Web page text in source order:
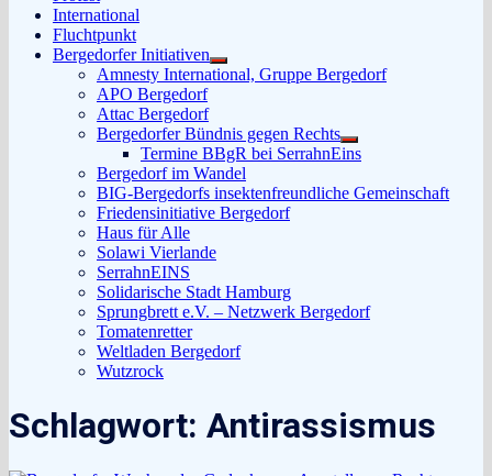
International
Fluchtpunkt
Bergedorfer Initiativen
Untermenü
anzeigen
Amnesty International, Gruppe Bergedorf
APO Bergedorf
Attac Bergedorf
Bergedorfer Bündnis gegen Rechts
Untermenü
anzeigen
Termine BBgR bei SerrahnEins
Bergedorf im Wandel
BIG-Bergedorfs insektenfreundliche Gemeinschaft
Friedensinitiative Bergedorf
Haus für Alle
Solawi Vierlande
SerrahnEINS
Solidarische Stadt Hamburg
Sprungbrett e.V. – Netzwerk Bergedorf
Tomatenretter
Weltladen Bergedorf
Wutzrock
Schlagwort: Antirassismus